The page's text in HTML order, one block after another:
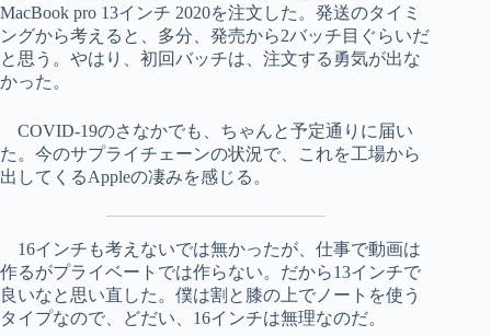
MacBook pro 13インチ 2020を注文した。発送のタイミ
ングから考えると、多分、発売から2バッチ目ぐらいだ
と思う。やはり、初回バッチは、注文する勇気が出な
かった。
COVID-19のさなかでも、ちゃんと予定通りに届い
た。今のサプライチェーンの状況で、これを工場から
出してくるAppleの凄みを感じる。
16インチも考えないでは無かったが、仕事で動画は
作るがプライベートでは作らない。だから13インチで
良いなと思い直した。僕は割と膝の上でノートを使う
タイプなので、どだい、16インチは無理なのだ。